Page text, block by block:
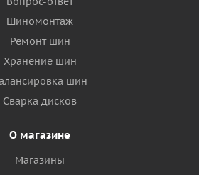
Шиномонтаж
Ремонт шин
Хранение шин
шин
Сварка дисков
О магазине
Магазины